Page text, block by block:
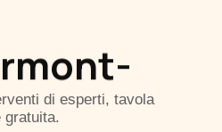
di esperti, tavola
gratuita.